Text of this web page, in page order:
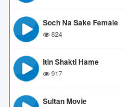
Soch Na Sake Female
824
Itin Shakti Hame
917
Sultan Movie